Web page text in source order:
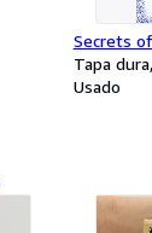
Secrets
Tapa dura
Usado